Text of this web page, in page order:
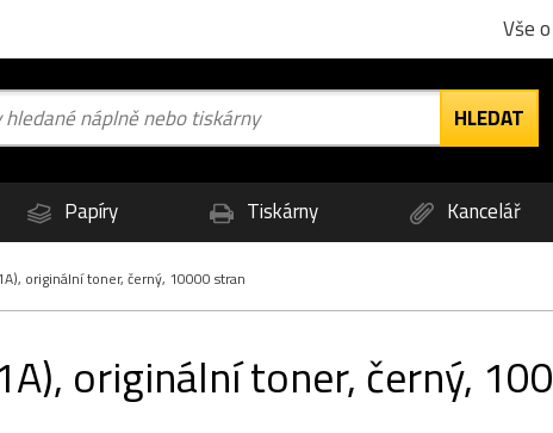
Vše
Papíry Tiskárny Kancelář
originální toner, černý, 10000 stran
originální toner, černý,